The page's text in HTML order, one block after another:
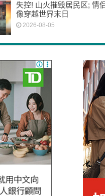
失控! 山火摧毁居民区; 情
像穿越世界末日
2026-08-05